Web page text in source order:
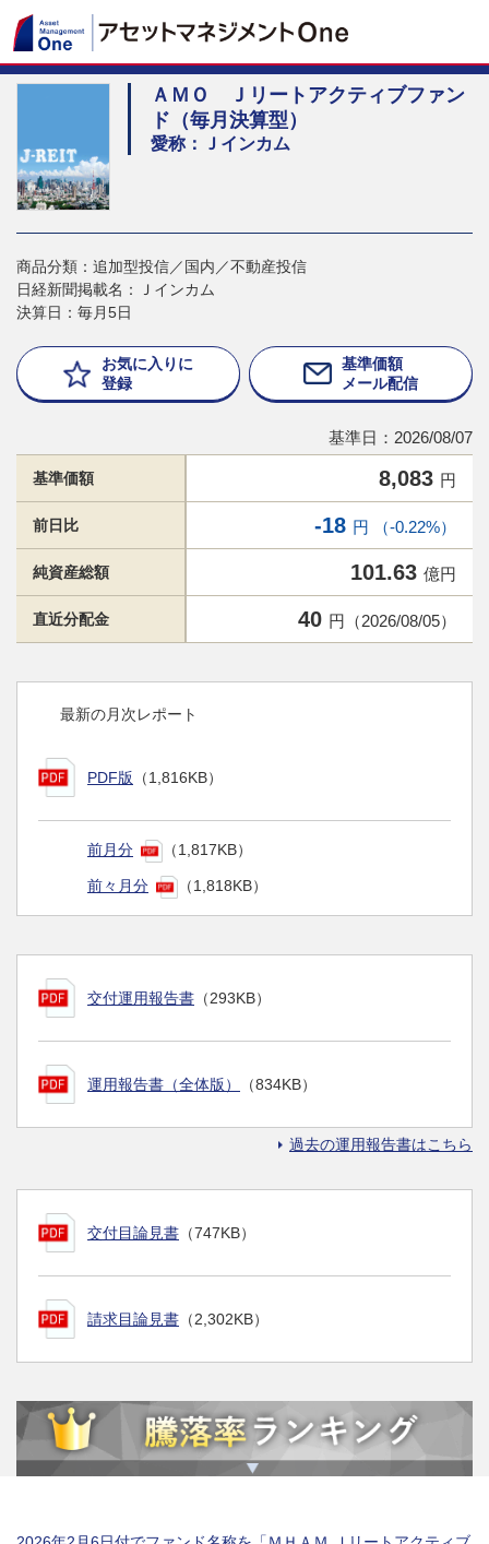
ＡＭＯ Ｊリートアクティブファン
ド（毎月決算型）
愛称：Ｊインカム
商品分類：追加型投信／国内／不動産投信
日経新聞掲載名：Ｊインカム
決算日：毎月5日
お気に入りに
登録
基準価額
メール配信
基準日：2026/08/07
基準価額 8,083 円
前日比 -18 円 （-0.22%）
純資産総額 101.63 億円
直近分配金 40 円（2026/08/05）
最新の月次レポート
PDF版 （1,816KB）
前月分 （1,817KB）
前々月分 （1,818KB）
交付運用報告書 （293KB）
運用報告書（全体版） （834KB）
過去の運用報告書はこちら
交付目論見書 （747KB）
請求目論見書 （2,302KB）